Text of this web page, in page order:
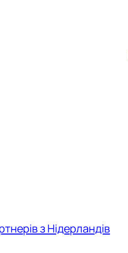
з Нідерландів